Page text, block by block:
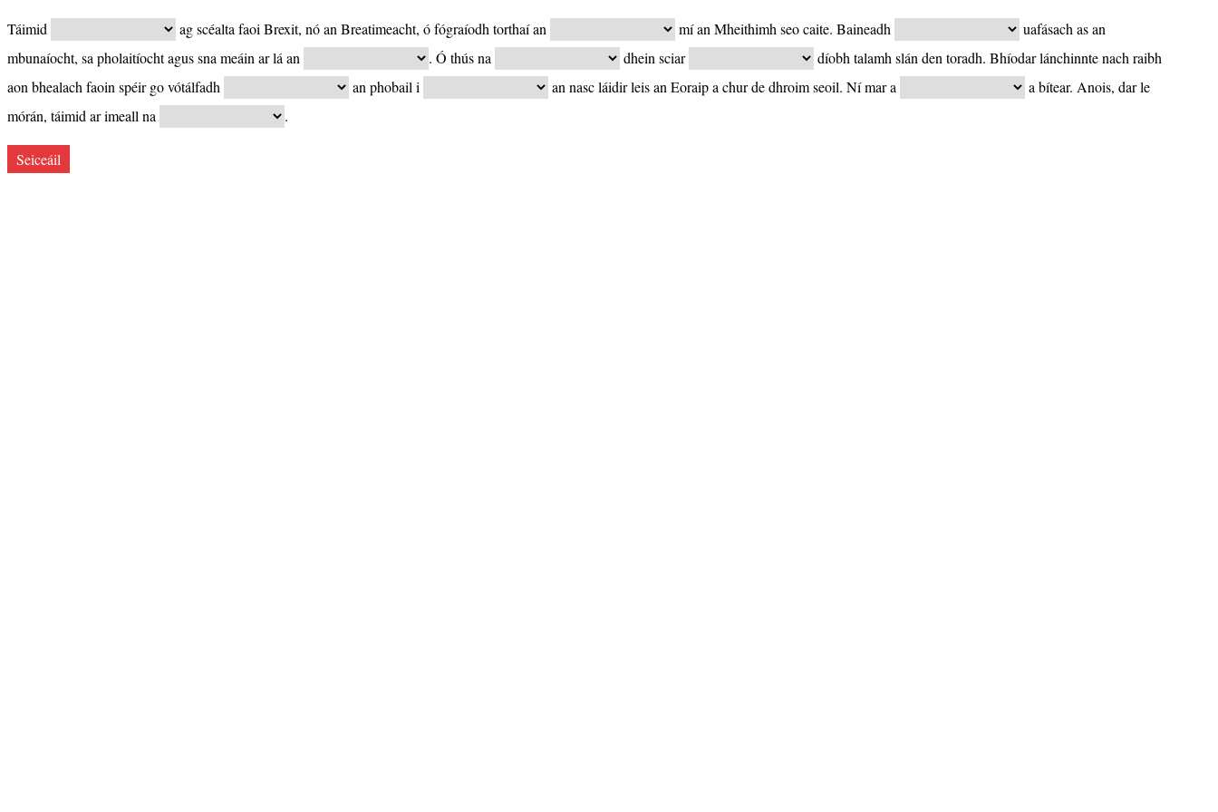
Táimid ag scéalta faoi Brexit, nó an Breatimeacht, ó fógraíodh torthaí an mí an Mheithimh seo caite. Baineadh
uafásach as an
mbunaíocht, sa pholaitíocht agus sna meáin ar lá an
. Ó thús na dhein sciar
díobh talamh slán den toradh. Bhíodar lánchinnte nach raibh
aon bhealach faoin spéir go vótálfadh
an phobail i an nasc láidir leis an Eoraip a chur de dhroim seoil. Ní mar a
a bítear. Anois, dar le
mórán, táimid ar imeall na
.
Seiceáil